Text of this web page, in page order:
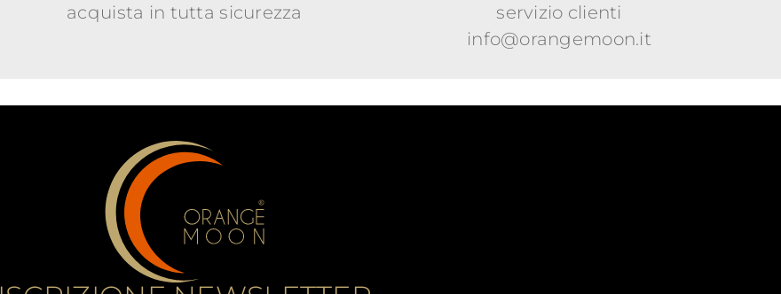
acquista in tutta sicurezza
servizio clienti
info@orangemoon.it